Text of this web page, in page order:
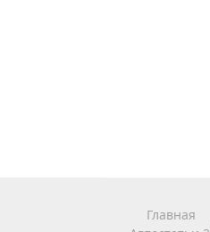
Главная